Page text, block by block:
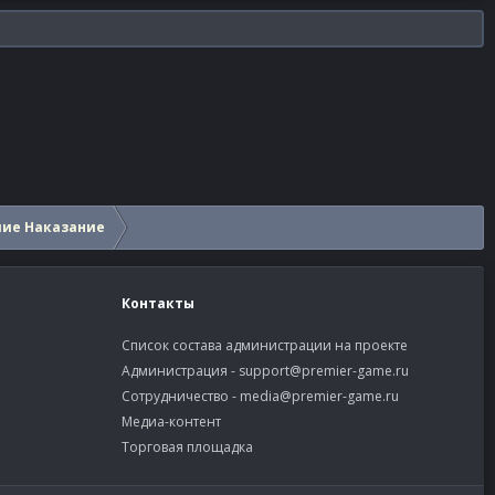
Наказание
Контакты
Список состава администрации на проекте
Администрация - support@premier-game.ru
Сотрудничество - media@premier-game.ru
Медиа-контент
Торговая площадка